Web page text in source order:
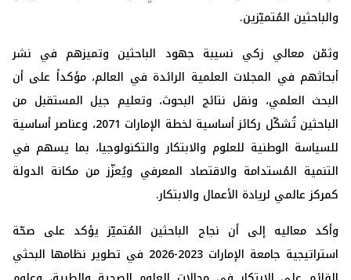
والباحثين المُتميّزين.
وثمّن معالي زكي نسيبة جهود الباحثين وتميزهم في نشر
أبحاثهم في المجلات العلمية الرائدة في العالم، مؤكداً على أن
البحث العلمي، ونقل نتائج البحوث، وتعليم جيل المستقبل من
الباحثين تُشكّل ركائز أساسية لخطة الإمارات 2071، وعناصر أساسية
للسياسة الوطنية للعلوم والابتكار والتكنولوجيا، بما يسهم في
التنمية المُستدامة والاقتصاد المعرفي ويُعزّز من مكانة الدولة
كمركز عالمي لريادة الأعمال والابتكار.
وأكد معاليه إلى أن نجاح الباحثين المُتميّز يؤكد على صحّة
استراتيجية جامعة الإمارات 2023-2026 في تطوير نظامها البحثي